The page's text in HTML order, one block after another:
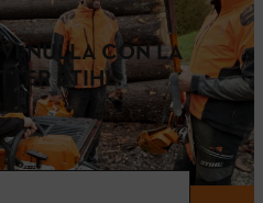
NULLA CON LA
STIHL.